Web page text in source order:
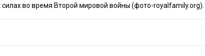
во время Второй мировой войны (фото-royalfamily.org).